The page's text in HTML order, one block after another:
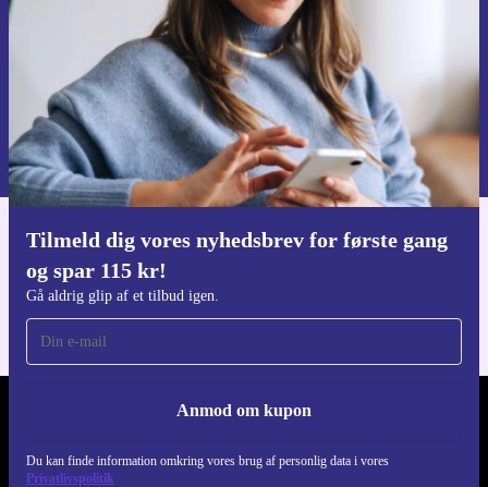
Tilmeld dig vores nyhedsbrev for første gang
og spar 115 kr!
Gå aldrig glip af et tilbud igen.
Anmod om kupon
Du kan finde information omkring vores brug af personlig data i vores
Privatlivspolitik
Anmod om kupon
Du kan finde information omkring vores brug af personlig data i vores
Privatlivspolitik
Download refurbed appen
REFURBED DANMARK - RETHINK NEW.
FØLG OS